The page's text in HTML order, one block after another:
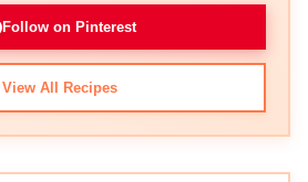
Follow on Pinterest
View All Recipes